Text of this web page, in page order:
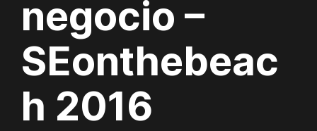
negocio –
SEonthebeac
h 2016